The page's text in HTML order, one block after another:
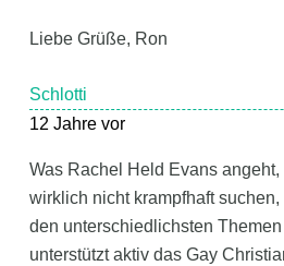
Liebe Grüße, Ron
Schlotti
12 Jahre vor
Was Rachel Held Evans angeht,
wirklich nicht krampfhaft
den unterschiedlichsten
unterstützt aktiv das Gay